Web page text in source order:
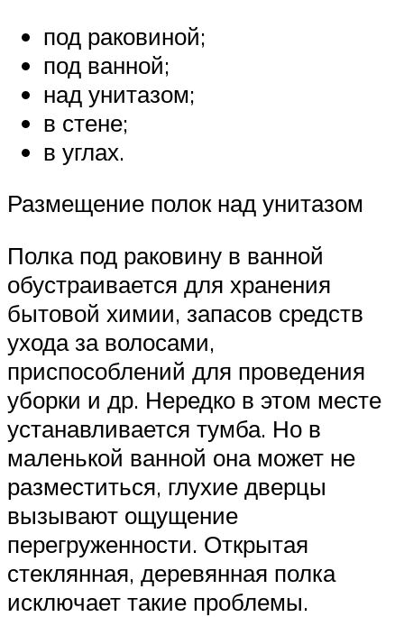
под раковиной;
под ванной;
над унитазом;
в стене;
в углах.
Размещение полок над унитазом
Полка под раковину в ванной
обустраивается для хранения
бытовой химии, запасов средств
ухода за волосами,
приспособлений для проведения
уборки и др. Нередко в этом месте
устанавливается тумба. Но в
маленькой ванной она может не
разместиться, глухие дверцы
вызывают ощущение
перегруженности. Открытая
стеклянная, деревянная полка
исключает такие проблемы.